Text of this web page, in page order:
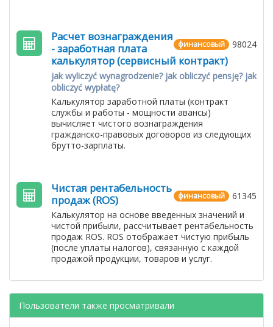
98024
финансовый
Расчет вознаграждения
- заработная плата
калькулятор (сервисный контракт)
jak wyliczyć wynagrodzenie? jak obliczyć pensję? jak
obliczyć wypłatę?
Калькулятор заработной платы (контракт
службы и работы - мощности авансы)
вычисляет чистого вознаграждения
гражданско-правовых договоров из следующих
брутто-зарплаты.
61345
финансовый
Чистая рентабельность
продаж (ROS)
Калькулятор на основе введенных значений и
чистой прибыли, рассчитывает рентабельность
продаж ROS. ROS отображает чистую прибыль
(после уплаты налогов), связанную с каждой
продажой продукции, товаров и услуг.
Пользователи также просматривали